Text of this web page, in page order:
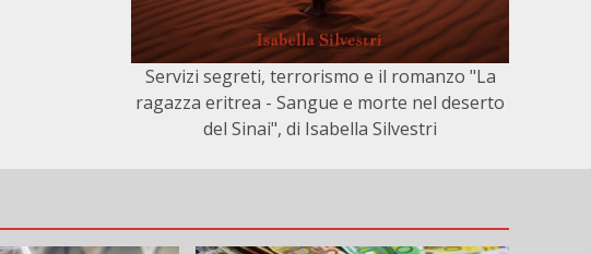
Servizi segreti, terrorismo e il romanzo "La
ragazza eritrea - Sangue e morte nel deserto
del Sinai", di Isabella Silvestri